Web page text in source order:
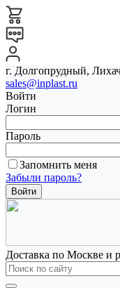
г. Долгопрудный,
sales@inplast.ru
Войти
Логин
Пароль
Запомнить меня
Забыли пароль?
Доставка по Москве и